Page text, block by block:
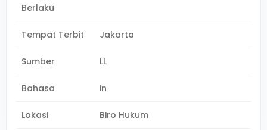
Berlaku
Tempat Terbit Jakarta
Sumber LL
Bahasa in
Lokasi Biro Hukum